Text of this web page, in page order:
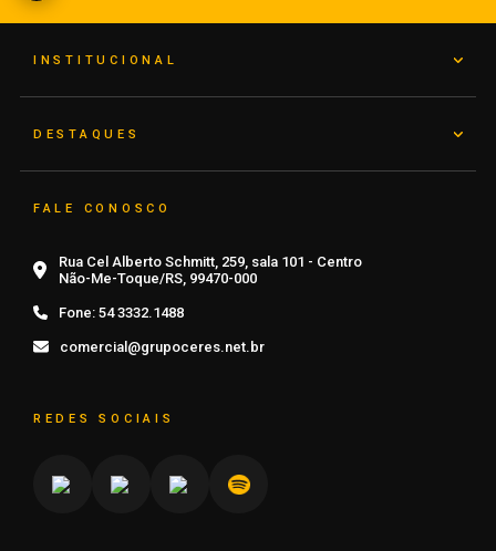
INSTITUCIONAL
DESTAQUES
FALE CONOSCO
Rua Cel Alberto Schmitt, 259, sala 101 - Centro
Não-Me-Toque/RS, 99470-000
Fone: 54 3332.1488
comercial@grupoceres.net.br
REDES SOCIAIS